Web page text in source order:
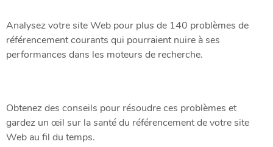
Analysez votre site Web pour plus de 140 problèmes de
référencement courants qui pourraient nuire à ses
performances dans les moteurs de recherche.
Obtenez des conseils pour résoudre ces problèmes et
gardez un œil sur la santé du référencement de votre site
Web au fil du temps.